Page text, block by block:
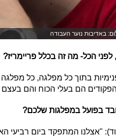
באדיבות נוער העבודה
הכל- מה זה בכלל פריימריז?
בתוך כל מפלגה, כל
הפקודים הם בעלי הכוח והם
בפועל במפלגות שלכם?
"אצלנו המתפקד ביום רביעי